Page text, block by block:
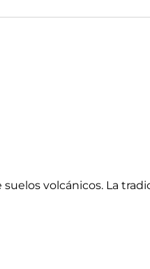
volcánicos. La